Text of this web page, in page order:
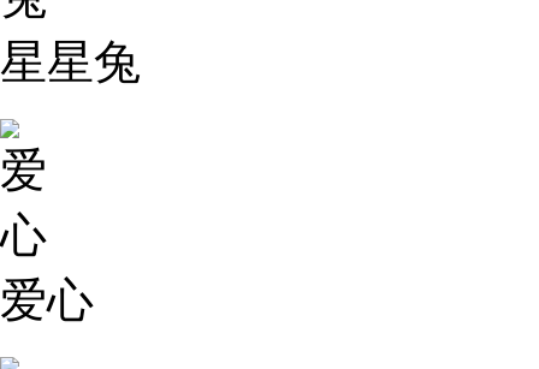
星星兔
爱心